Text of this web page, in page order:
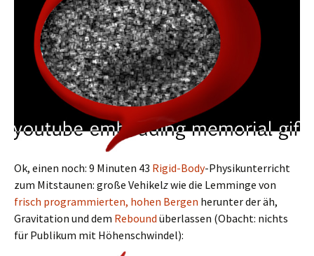
Ok, einen noch: 9 Minuten 43 Rigid-Body-Physikunterricht
zum Mitstaunen: große Vehikelzwie die Lemminge von
frisch programmierten, hohen Bergen herunter der äh,
Gravitation und dem Rebound überlassen (Obacht: nichts
für Publikum mit Höhenschwindel):